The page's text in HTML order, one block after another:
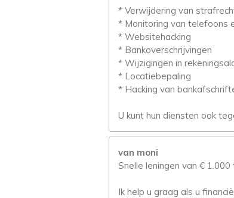
* Verwijdering van
* Monitoring van telefoons
* Websitehacking
* Bankoverschrijvingen
* Wijzigingen in
* Locatiebepaling
* Hacking van
U kunt hun diensten ook
van moni
Snelle leningen van €
Ik help u graag als u